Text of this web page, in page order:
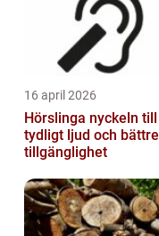
16 april 2026
Hörslinga nyckeln till
tydligt ljud och bättre
tillgänglighet